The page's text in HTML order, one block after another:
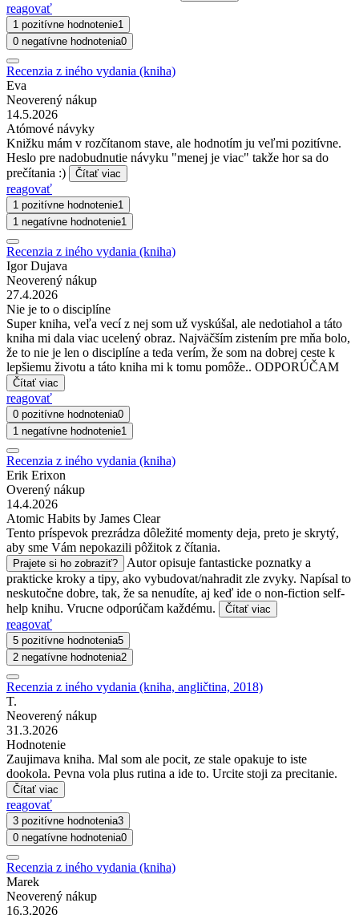
reagovať
1 pozitívne hodnotenie1
0 negatívne hodnotenia0
Recenzia z iného vydania (kniha)
Eva
Neoverený nákup
14.5.2026
Atómové návyky
Knižku mám v rozčítanom stave, ale hodnotím ju veľmi pozitívne.
Heslo pre nadobudnutie návyku "menej je viac" takže hor sa do
prečítania :)
Čítať viac
reagovať
1 pozitívne hodnotenie1
1 negatívne hodnotenie1
Recenzia z iného vydania (kniha)
Igor Dujava
Neoverený nákup
27.4.2026
Nie je to o disciplíne
Super kniha, veľa vecí z nej som už vyskúšal, ale nedotiahol a táto
kniha mi dala viac ucelený obraz. Najväčším zistením pre mňa bolo,
že to nie je len o disciplíne a teda verím, že som na dobrej ceste k
lepšiemu životu a táto kniha mi k tomu pomôže.. ODPORÚČAM
Čítať viac
reagovať
0 pozitívne hodnotenia0
1 negatívne hodnotenie1
Recenzia z iného vydania (kniha)
Erik Erixon
Overený nákup
14.4.2026
Atomic Habits by James Clear
Tento príspevok prezrádza dôležité momenty deja, preto je skrytý,
aby sme Vám nepokazili pôžitok z čítania.
Prajete si ho zobraziť?
Autor opisuje fantasticke poznatky a
prakticke kroky a tipy, ako vybudovat/nahradit zle zvyky. Napísal to
neskutočne dobre, tak, že sa nenudíte, aj keď ide o non-fiction self-
help knihu. Vrucne odporúčam každému.
Čítať viac
reagovať
5 pozitívne hodnotenia5
2 negatívne hodnotenia2
Recenzia z iného vydania (kniha, angličtina, 2018)
T.
Neoverený nákup
31.3.2026
Hodnotenie
Zaujimava kniha. Mal som ale pocit, ze stale opakuje to iste
dookola. Pevna vola plus rutina a ide to. Urcite stoji za precitanie.
Čítať viac
reagovať
3 pozitívne hodnotenia3
0 negatívne hodnotenia0
Recenzia z iného vydania (kniha)
Marek
Neoverený nákup
16.3.2026